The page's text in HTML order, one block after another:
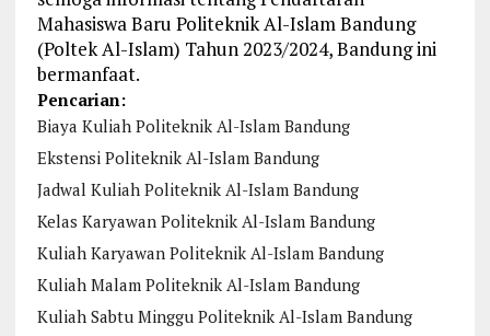
Mahasiswa Baru Politeknik Al-Islam Bandung
(Poltek Al-Islam) Tahun 2023/2024, Bandung ini
bermanfaat.
Pencarian:
Biaya Kuliah Politeknik Al-Islam Bandung
Ekstensi Politeknik Al-Islam Bandung
Jadwal Kuliah Politeknik Al-Islam Bandung
Kelas Karyawan Politeknik Al-Islam Bandung
Kuliah Karyawan Politeknik Al-Islam Bandung
Kuliah Malam Politeknik Al-Islam Bandung
Kuliah Sabtu Minggu Politeknik Al-Islam Bandung